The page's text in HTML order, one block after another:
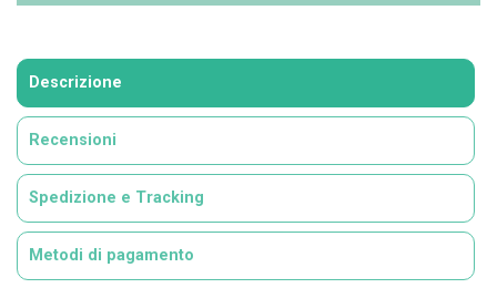
Descrizione
Recensioni
Spedizione e Tracking
Metodi di pagamento